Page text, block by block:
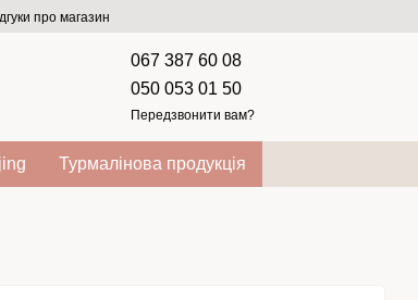
про магазин
067 387 60 08
050 053 01 50
Передзвонити вам?
Турмалінова продукція